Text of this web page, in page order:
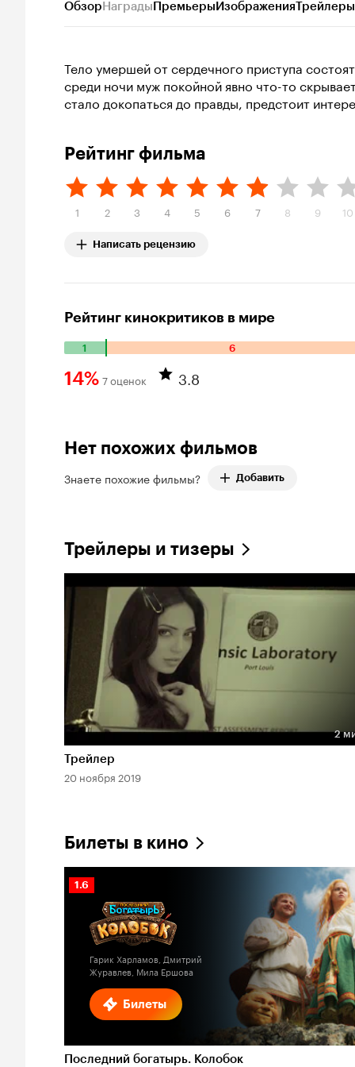
ОбзорНаградыПремьерыИзображенияТрейлеры
Тело умершей от сердечного приступа
среди ночи муж покойной явно что-то
стало докопаться до правды, предстоит
Рейтинг фильма
1 2 3 4 5 6 7 8 9 10
Написать рецензию
Рейтинг кинокритиков в мире
1 6
Количество положительных оценок: 1. Количество
14% 7 оценок 3.8
Нет похожих фильмов
Знаете похожие фильмы? Добавить
Трейлеры и тизеры
Длительность 2 мин
2
Трейлер
20 ноября 2019
Билеты в кино
Билеты
Рейтинг
Кинопоиска
1.6
Гарик Харламов, Дмитрий
Журавлев, Мила Ершова
Последний богатырь. Колобок